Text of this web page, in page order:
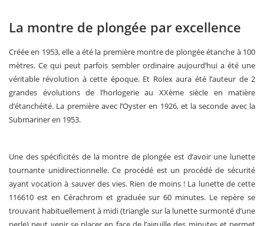
La montre de plongée par excellence
Créée en 1953, elle a été la première montre de plongée étanche à 100
mètres. Ce qui peut parfois sembler ordinaire aujourd’hui a été une
véritable révolution à cette époque. Et Rolex aura été l’auteur de 2
grandes évolutions de l’horlogerie au XXème siècle en matière
d’étanchéité. La première avec l’Oyster en 1926, et la seconde avec la
Submariner en 1953.
Une des spécificités de la montre de plongée est d’avoir une lunette
tournante unidirectionnelle. Ce procédé est un procédé de sécurité
ayant vocation à sauver des vies. Rien de moins ! La lunette de cette
116610 est en Cérachrom et graduée sur 60 minutes. Le repère se
trouvant habituellement à midi (triangle sur la lunette surmonté d’une